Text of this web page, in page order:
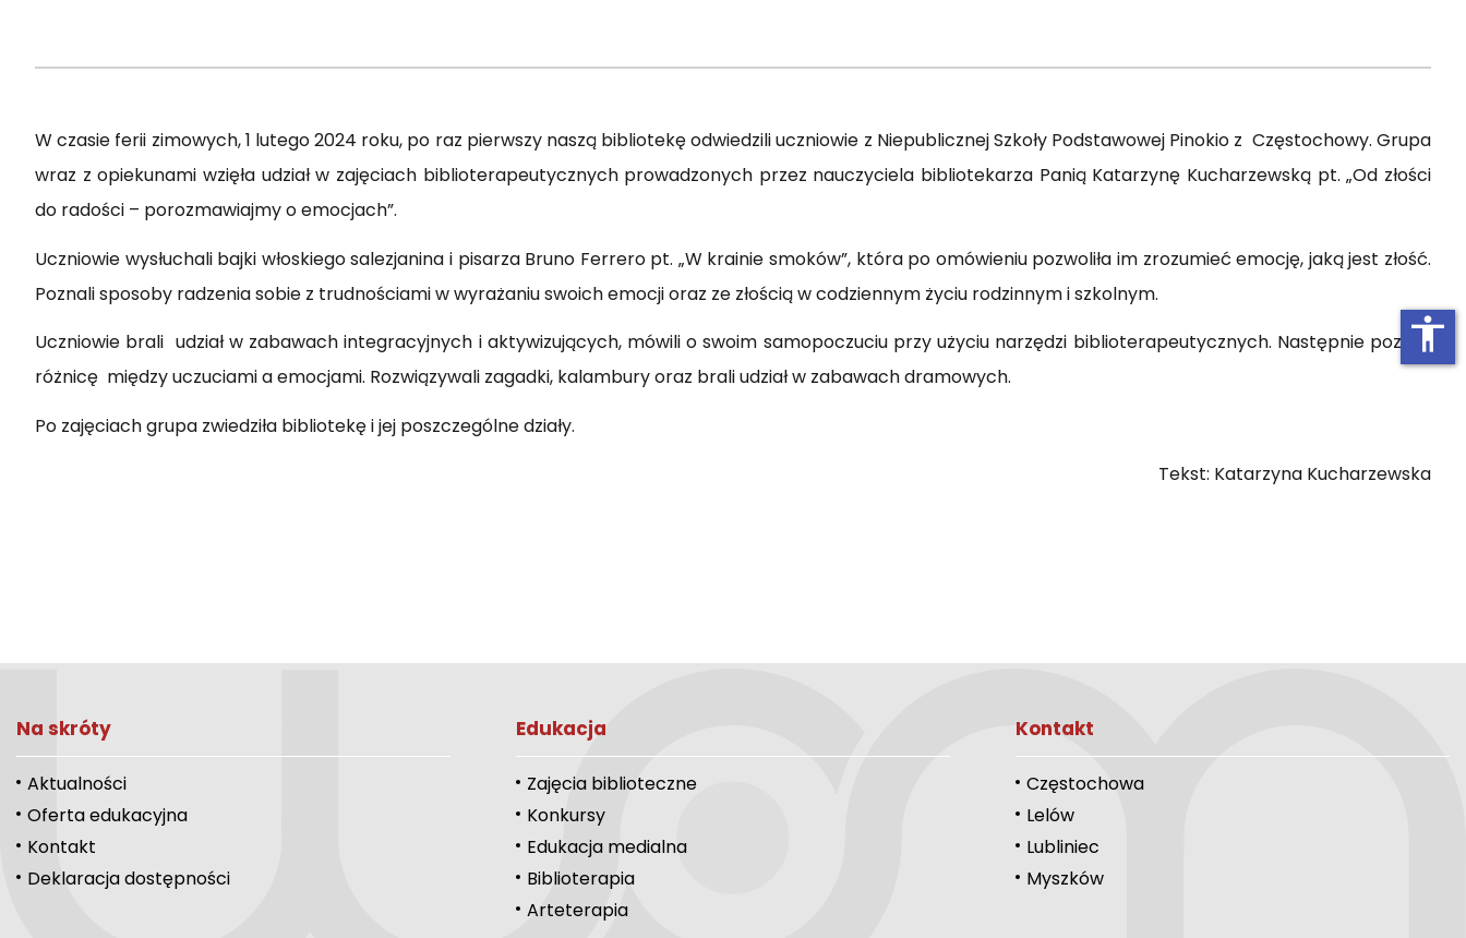
W czasie ferii zimowych, 1 lutego 2024 roku, po raz pierwszy naszą bibliotekę odwiedzili uczniowie z Niepublicznej Szkoły Podstawowej Pinokio z Częstochowy. Grupa
wraz z opiekunami wzięła udział w zajęciach biblioterapeutycznych prowadzonych przez nauczyciela bibliotekarza Panią Katarzynę Kucharzewską pt. „Od złości
do radości – porozmawiajmy o emocjach”.
Uczniowie wysłuchali bajki włoskiego salezjanina i pisarza Bruno Ferrero pt. „W krainie smoków”, która po omówieniu pozwoliła im zrozumieć emocję, jaką jest złość.
Poznali sposoby radzenia sobie z trudnościami w wyrażaniu swoich emocji oraz ze złością w codziennym życiu rodzinnym i szkolnym.
Uczniowie brali udział w zabawach integracyjnych i aktywizujących, mówili o swoim samopoczuciu przy użyciu narzędzi biblioterapeutycznych. Następnie poznali
różnicę między uczuciami a emocjami. Rozwiązywali zagadki, kalambury oraz brali udział w zabawach dramowych.
Po zajęciach grupa zwiedziła bibliotekę i jej poszczególne działy.
Tekst: Katarzyna Kucharzewska
Na skróty
Aktualności
Oferta edukacyjna
Kontakt
Deklaracja dostępności
Edukacja
Zajęcia biblioteczne
Konkursy
Edukacja medialna
Biblioterapia
Arteterapia
Kontakt
Częstochowa
Lelów
Lubliniec
Myszków
accessibility